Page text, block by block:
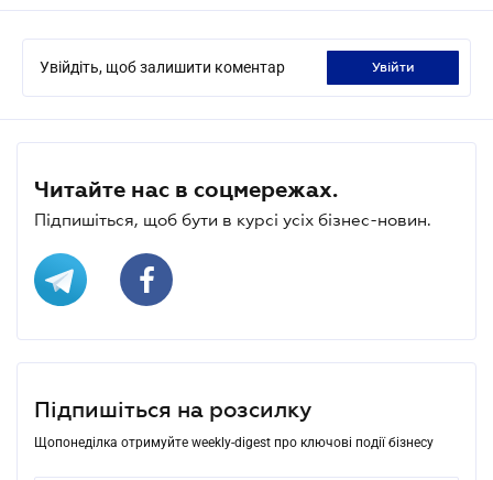
Увійдіть, щоб залишити коментар увійти
Читайте нас в соцмережах.
Підпишіться, щоб бути в курсі усіх бізнес-новин.
Підпишіться на розсилку
Щопонеділка отримуйте weekly-digest про ключові події бізнесу